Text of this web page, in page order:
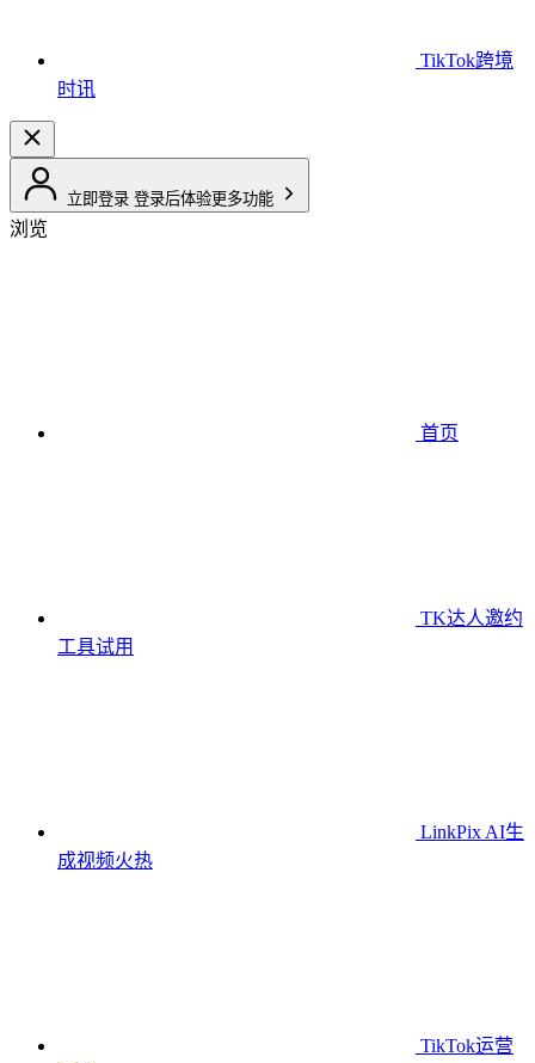
TikTok跨境
时讯
立即登录 登录后体验更多功能
浏览
首页
TK达人邀约
工具试用
LinkPix AI生
成视频火热
TikTok运营